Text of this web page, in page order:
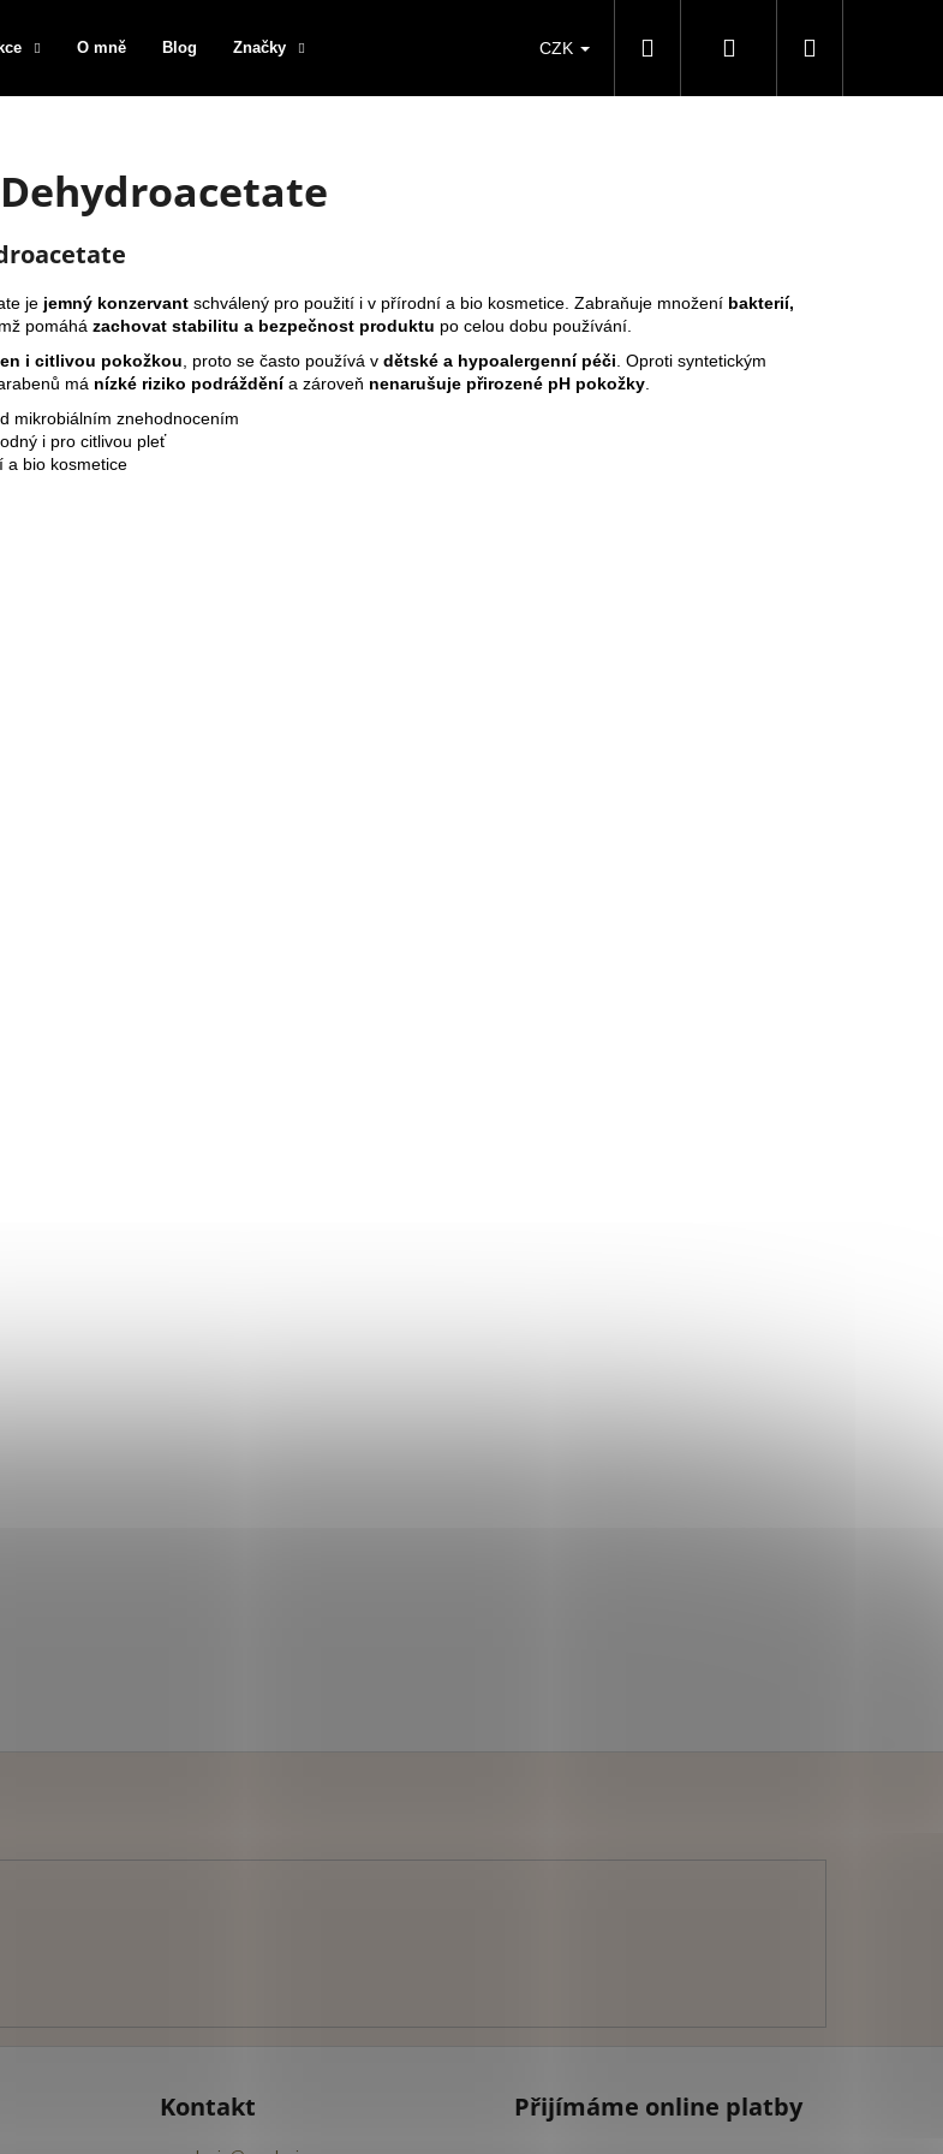
O mně Blog Značky CZK Přihlášení
je jemný konzervant schválený pro použití i v přírodní a bio kosmetice. Zabraňuje množení bakterií,
pomáhá zachovat stabilitu a bezpečnost produktu po celou dobu používání.
i citlivou pokožkou , proto se často používá v dětské a hypoalergenní péči . Oproti syntetickým
má nízké riziko podrážděnía zároveň nenarušuje přirozené pH pokožky
mikrobiálním znehodnocením
i pro citlivou pleť
a bio kosmetice
Kontakt Přijímáme online platby